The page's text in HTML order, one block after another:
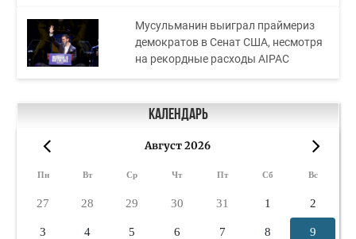
Мусульманин выиграл праймериз
демократов в Сенат США, несмотря
на рекордные расходы AIPAC
Календарь
Август 2026
Пн Вт Ср Чт Пт Сб Вс
27 28 29 30 31 1 2
3 4 5 6 7 8 9